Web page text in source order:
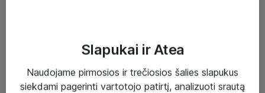
Paslaugos
Slapukai ir Atea
Naudojame pirmosios ir trečiosios šalies slapukus
siekdami pagerinti vartotojo patirtį, analizuoti srautą